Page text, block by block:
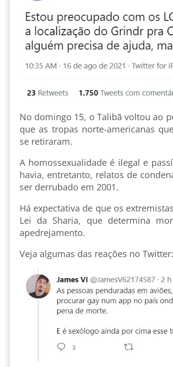
No domingo 15, o Talibã voltou ao
que as tropas norte-americanas
se retiraram.
A homossexualidade é ilegal e
havia, entretanto, relatos de
ser derrubado em 2001.
Há expectativa de que os
Lei da Sharia, que determina
apedrejamento.
Veja algumas das reações no Twitter: